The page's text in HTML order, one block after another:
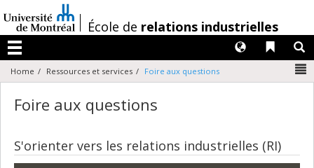
au
contenu
/École de relations industrielles
Menu
Liens
Langues
Home Ressources et services Foire aux questions
Foire aux questions
S'orienter vers les relations industrielles (RI)